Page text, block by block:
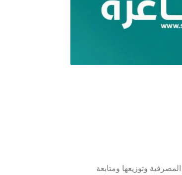
وتوزيعها ومتابعة